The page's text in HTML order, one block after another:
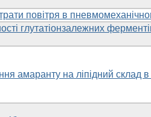
повітря в
глутатіонзалежних
амаранту на ліпідний склад в